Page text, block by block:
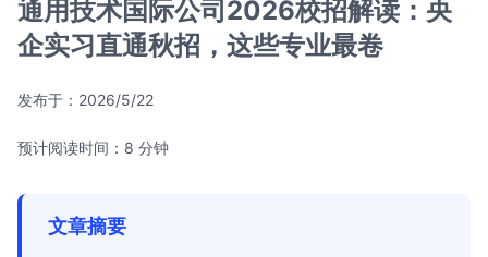
通用技术国际公司2026校招解读：央
企实习直通秋招，这些专业最卷
发布于： 2026/5/22
预计阅读时间：8 分钟
文章摘要